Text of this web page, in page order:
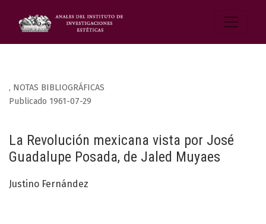
, NOTAS BIBLIOGRÁFICAS
La Revolución mexicana vista por José
Guadalupe Posada, de Jaled Muyaes
Publicado 1961-07-29
Justino Fernández